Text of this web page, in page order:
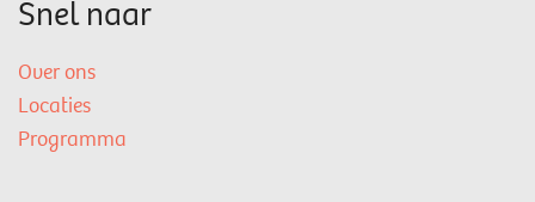
Snel naar
Over ons
Locaties
Programma